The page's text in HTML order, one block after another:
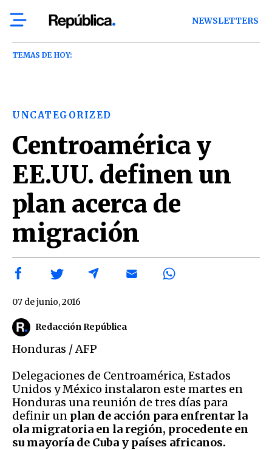
NEWSLETTERS
TEMAS DE HOY:
UNCATEGORIZED
Centroamérica y
EE.UU. definen un
plan acerca de
migración
Redacción República
07 de junio, 2016
Honduras / AFP
Delegaciones de Centroamérica, Estados
Unidos y México instalaron este martes en
Honduras una reunión de tres días para
definir un plan de acción para enfrentar la
ola migratoria en la región, procedente en
su mayoría de Cuba y países africanos.